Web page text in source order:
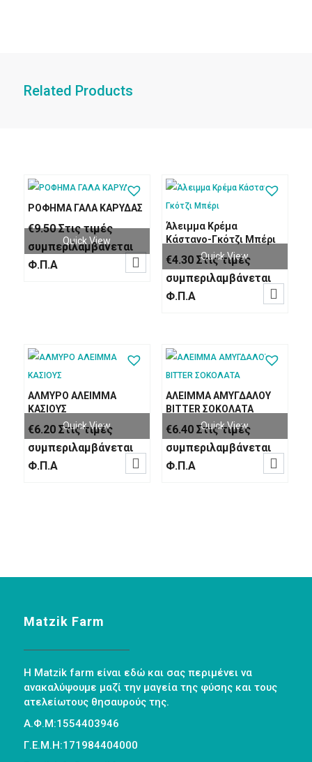
Related Products
ΡΟΦΗΜΑ ΓΑΛΑ ΚΑΡΥΔΑΣ
€9.50 Στις τιμές
συμπεριλαμβάνεται
Φ.Π.Α
Quick View

Άλειμμα Κρέμα
Κάστανο-Γκότζι Μπέρι
€4.30 Στις τιμές
συμπεριλαμβάνεται
Φ.Π.Α
Quick View

ΑΛΜΥΡΟ ΑΛΕΙΜΜΑ
ΚΑΣΙΟΥΣ
€6.20 Στις τιμές
συμπεριλαμβάνεται
Φ.Π.Α
Quick View

ΑΛΕΙΜΜΑ ΑΜΥΓΔΑΛΟΥ
BITTER ΣΟΚΟΛΑΤΑ
€6.40 Στις τιμές
συμπεριλαμβάνεται
Φ.Π.Α
Quick View

Matzik Farm
Η Matzik farm είναι εδώ και σας περιμένει να
ανακαλύψουμε μαζί την μαγεία της φύσης και τους
ατελείωτους θησαυρούς της.
Α.Φ.Μ:1554403946
Γ.Ε.Μ.Η:171984404000